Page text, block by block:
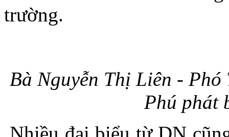
trường.
Bà Nguyễn Thị Liên -
Phú phát